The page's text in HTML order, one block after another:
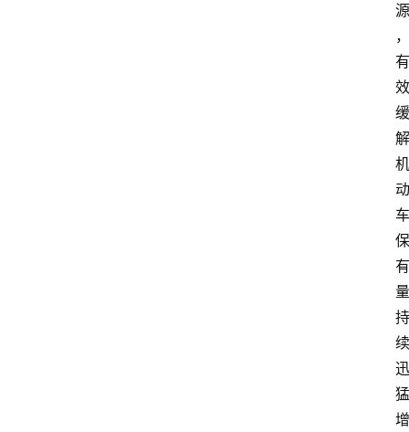
源
，
有
效
缓
解
机
动
车
保
有
量
持
续
迅
猛
增